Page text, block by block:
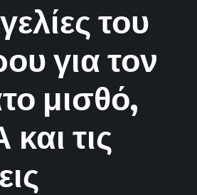
του
για τον
μισθό,
τις